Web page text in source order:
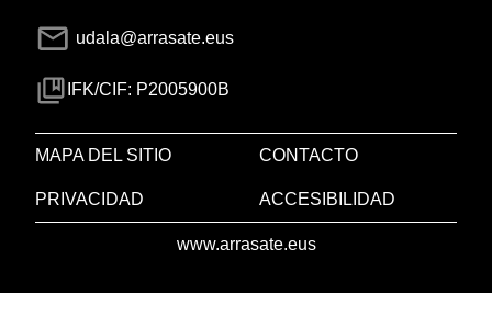
udala@arrasate.eus
IFK/CIF: P2005900B
MAPA DEL SITIO CONTACTO
PRIVACIDAD ACCESIBILIDAD
www.arrasate.eus